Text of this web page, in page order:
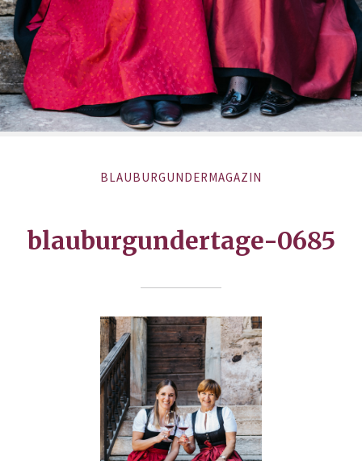
BLAUBURGUNDERMAGAZIN
blauburgundertage-0685